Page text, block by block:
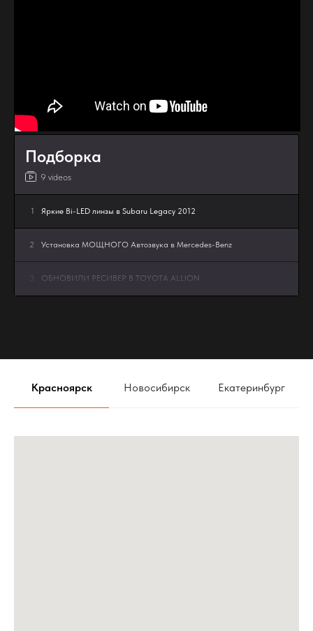
Подборка
9 videos
1 Яркие Bi-LED линзы в Subaru Legacy 2012
2 Установка МОЩНОГО Автозвука в Mercedes-Benz
3 ОБНОВИЛИ РЕСИВЕР В TOYOTA ALLION
5 JETOUR В РЕЖИМЕ ТИШИНЫ
6 Правильный звук в Mercedes Benz w140
Красноярск Новосибирск Екатеринбург